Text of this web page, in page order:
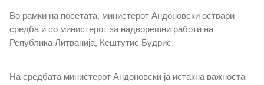
Дигитална Европа
Повеќе информации
Контакт
Во рамки на посетата, министерот Андоновски оствари
средба и со министерот за надворешни работи на
Република Литванија, Кештутис Будрис.
На средбата министерот Андоновски ја истакна важноста